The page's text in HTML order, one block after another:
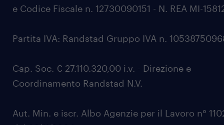
e Codice Fiscale n. 12730090151 - N. REA MI-
Partita IVA: Randstad Gruppo IVA n.
Cap. Soc. € 27.110.320,00 i.v. - Direzione e
Coordinamento Randstad N.V.
Aut. Min. e iscr. Albo Agenzie per il Lavoro n°